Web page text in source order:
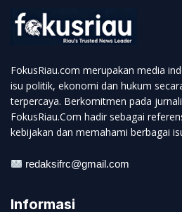
FokusRiau.com merupakan media
isu politik, ekonomi dan hukum
terpercaya. Berkomitmen pada
FokusRiau.Com hadir sebagai
kebijakan dan memahami berbagai
redaksifrc@gmail.com
Informasi